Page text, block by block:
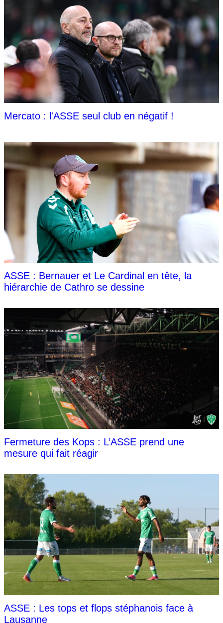
Mercato : l'ASSE seul club en négatif !
ASSE : Bernauer et Le Cardinal en tête, la
hiérarchie de Cathro se dessine
Fermeture des Kops : L’ASSE prend une
mesure qui fait réagir
ASSE : Les tops et flops stéphanois face à
Lausanne